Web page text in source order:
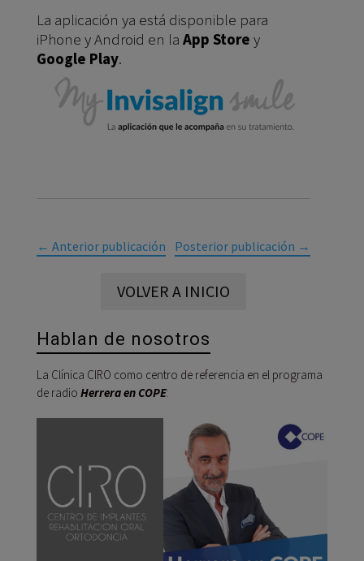
La aplicación ya está disponible para
iPhone y Android en la App Store y
Google Play.
← Anterior publicación Posterior publicación →
VOLVER A INICIO
Hablan de nosotros
La Clínica CIRO como centro de referencia en el programa
de radio Herrera en COPE: